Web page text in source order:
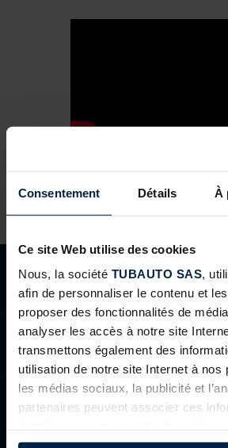
Consentement Détails À
Ce site Web utilise des cookies
Nous, la société TUBAUTO SAS,
afin de personnaliser le contenu et
proposer des fonctionnalités de
analyser les accès à notre site
transmettons également des
utilisation de notre site Internet à nos
les médias sociaux, la publicité et
partenaires peuvent associer ces
ont collectées dans le cadre de votre
BESOINS
Vous n’avez pas trouvé réponse à
êtes un professionnels et